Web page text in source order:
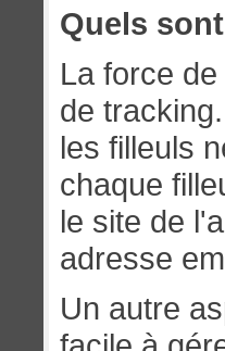
Quels
La force
de
les filleuls
chaque
le site de
adresse
Un autre